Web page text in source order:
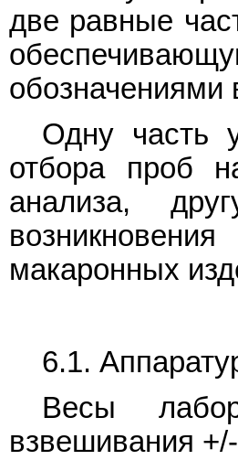
две равные
обозначениями
Одну часть
отбора проб
анализа,
макаронных
6.1.
Весы
взвешивания